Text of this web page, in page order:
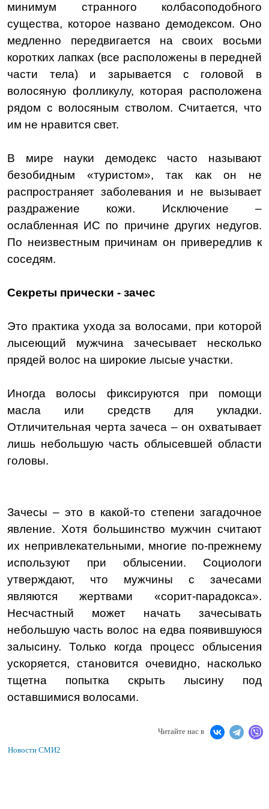
минимум странного колбасоподобного
существа, которое названо демодексом. Оно
медленно передвигается на своих восьми
коротких лапках (все расположены в передней
части тела) и зарывается с головой в
волосяную фолликулу, которая расположена
рядом с волосяным стволом. Считается, что
им не нравится свет.
В мире науки демодекс часто называют
безобидным «туристом», так как он не
распространяет заболевания и не вызывает
раздражение кожи. Исключение –
ослабленная ИС по причине других недугов.
По неизвестным причинам он привередлив к
соседям.
Секреты прически - зачес
Это практика ухода за волосами, при которой
лысеющий мужчина зачесывает несколько
прядей волос на широкие лысые участки.
Иногда волосы фиксируются при помощи
масла или средств для укладки.
Отличительная черта зачеса – он охватывает
лишь небольшую часть облысевшей области
головы.
Зачесы – это в какой-то степени загадочное
явление. Хотя большинство мужчин считают
их непривлекательными, многие по-прежнему
используют при облысении. Социологи
утверждают, что мужчины с зачесами
являются жертвами «сорит-парадокса».
Несчастный может начать зачесывать
небольшую часть волос на едва появившуюся
залысину. Только когда процесс облысения
ускоряется, становится очевидно, насколько
тщетна попытка скрыть лысину под
оставшимися волосами.
Читайте нас в
Новости СМИ2